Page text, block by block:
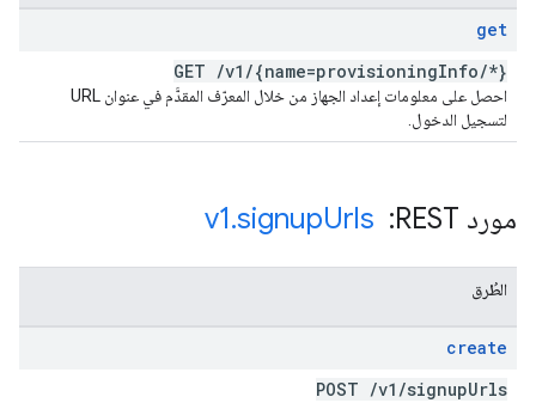
get
GET /v1 /{name=provisioningInfo/*}
احصل على معلومات إعداد الجهاز من خلال المعرّف المقدَّم في عنوان URL
لتسجيل الدخول.
مورد REST: ‏ v1.signupUrls
الطُرق
create
POST /v1 /signupUrls